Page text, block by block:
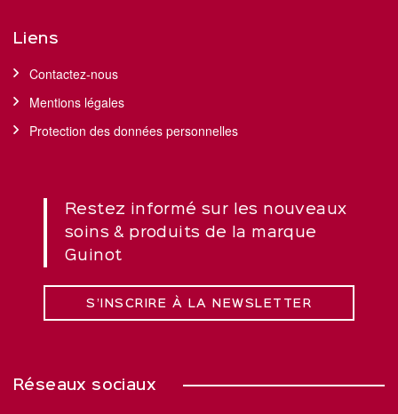
Liens
Contactez-nous
Mentions légales
Protection des données personnelles
Restez informé sur les nouveaux
soins & produits de la marque
Guinot
S’INSCRIRE À LA NEWSLETTER
Réseaux sociaux